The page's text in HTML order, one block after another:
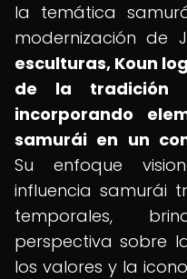
la temática
modernización de
esculturas, Koun
de la tradición
incorporando
samurái en un
Su enfoque
influencia samurái
temporales,
perspectiva sobre
los valores y la